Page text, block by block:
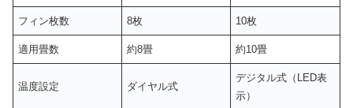
フィン枚数 8枚 10枚
適用畳数 約8畳 約10畳
温度設定 ダイヤル式
デジタル式（LED表
示）